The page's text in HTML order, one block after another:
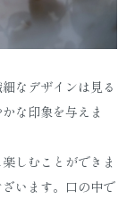
なデザインは見る
な印象を与えま
しむことができま
います。口の中で